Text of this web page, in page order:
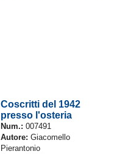
Coscritti del 1942
presso l'osteria
Num.: 007491
Autore: Giacomello
Pierantonio